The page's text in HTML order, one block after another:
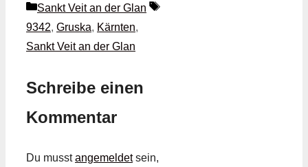
Kategorien
Sankt Veit an der Glan
Schlagwörter
9342, Gruska, Kärnten,
Sankt Veit an der Glan
Schreibe einen
Kommentar
Du musstangemeldetsein,